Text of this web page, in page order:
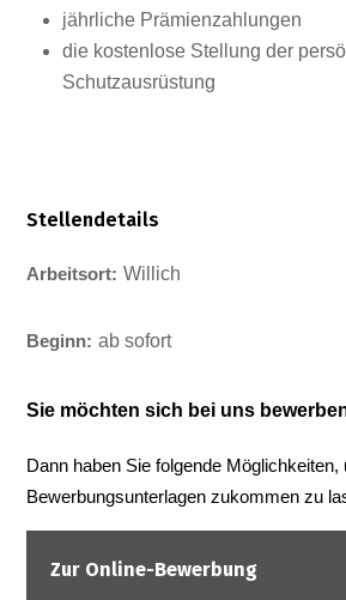
jährliche Prämienzahlungen
die kostenlose Stellung der
Schutzausrüstung
Stellendetails
Arbeitsort: Willich
Beginn: ab sofort
Sie möchten sich bei uns
Dann haben Sie folgende Möglichkeiten,
Bewerbungsunterlagen zukommen zu
Zur Online-Bewerbung